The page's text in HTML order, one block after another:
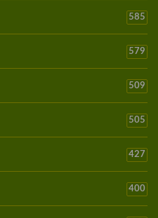
585
579
509
505
427
400